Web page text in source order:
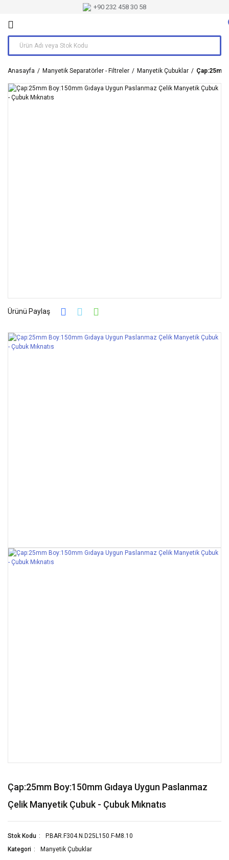
+90 232 458 30 58
Anasayfa Manyetik Separatörler - Filtreler Manyetik Çubuklar Çap:25mm
Ürünü Paylaş
Çap:25mm Boy:150mm Gıdaya Uygun Paslanmaz
Çelik Manyetik Çubuk - Çubuk Mıknatıs
Stok Kodu
P.BAR.F304.N.D25L150.F-M8.10
Kategori
Manyetik Çubuklar